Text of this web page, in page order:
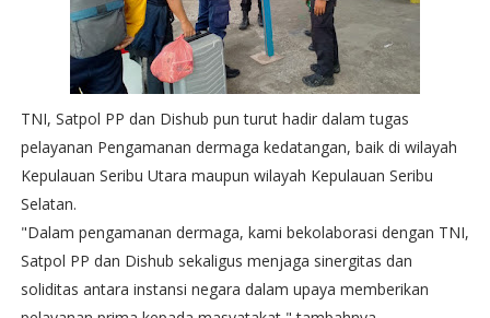
TNI, Satpol PP dan Dishub pun turut hadir dalam tugas
pelayanan Pengamanan dermaga kedatangan, baik di wilayah
Kepulauan Seribu Utara maupun wilayah Kepulauan Seribu
Selatan.
"Dalam pengamanan dermaga, kami bekolaborasi dengan TNI,
Satpol PP dan Dishub sekaligus menjaga sinergitas dan
soliditas antara instansi negara dalam upaya memberikan